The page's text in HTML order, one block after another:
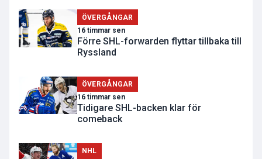
ÖVERGÅNGAR
16 timmar sen
Förre SHL-forwarden flyttar tillbaka till
Ryssland
ÖVERGÅNGAR
16 timmar sen
Tidigare SHL-backen klar för
comeback
NHL